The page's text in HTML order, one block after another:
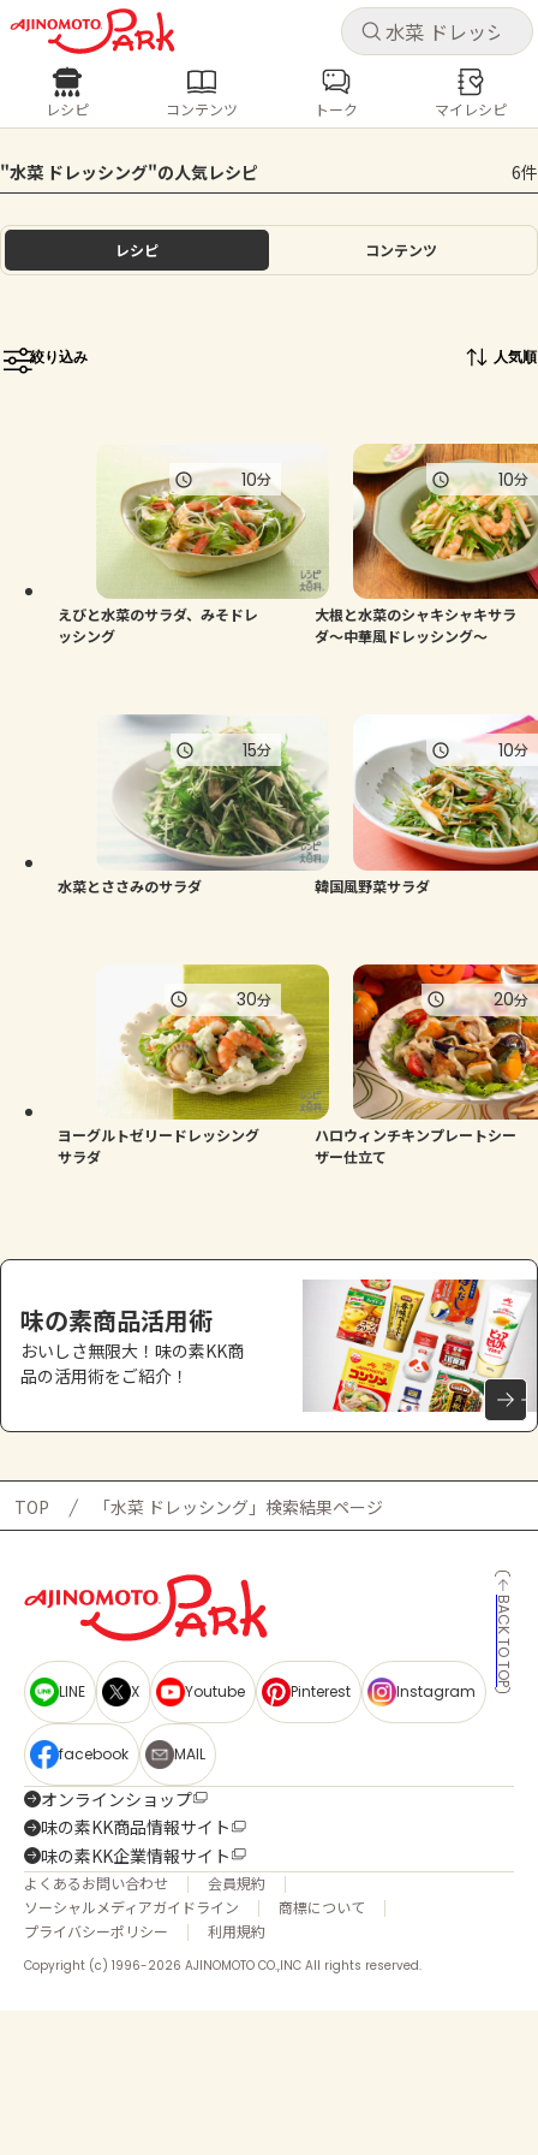
キャ
ログインするとレシピを保存できます
ログイン
ホーム
トーク
よくあるお問い合わせ
お買い物
キャ
レシピ コンテンツ
人気の食材・レシピ
きゅうり なす トマト とうもろこし
ピーマン
レシピ コンテンツ トーク マイレシピ
"水菜 ドレッシング"の人気レシピ 6件
レシピ コンテンツ
絞り込み 人気順
えびと水菜のサラダ、みそドレ
ッシング
10分
大根と水菜のシャキシャキサラ
ダ～中華風ドレッシング～
10分
水菜とささみのサラダ
15分
韓国風野菜サラダ
10分
ヨーグルトゼリードレッシング
サラダ
30分
ハロウィンチキンプレートシー
ザー仕立て
20分
味の素商品活用術
おいしさ無限大！味の素KK商
品の活用術をご紹介！
TOP 「水菜 ドレッシング」検索結果ページ
BACK TO TOP
LINE X Youtube Pinterest Instagram
facebook MAIL
オンラインショップ
味の素KK商品情報サイト
味の素KK企業情報サイト
よくあるお問い合わせ
会員規約
ソーシャルメディアガイドライン
商標について
プライバシーポリシー
利用規約
Copyright (c) 1996-2026 AJINOMOTO CO.,INC All rights reserved.